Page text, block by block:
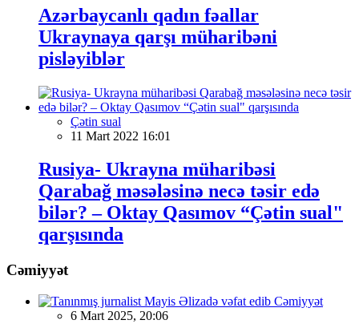
Azərbaycanlı qadın fəallar
Ukraynaya qarşı müharibəni
pisləyiblər
Çətin sual
11 Mart 2022 16:01
Rusiya- Ukrayna müharibəsi
Qarabağ məsələsinə necə təsir edə
bilər? – Oktay Qasımov “Çətin sual"
qarşısında
Cəmiyyət
Cəmiyyət
6 Mart 2025, 20:06